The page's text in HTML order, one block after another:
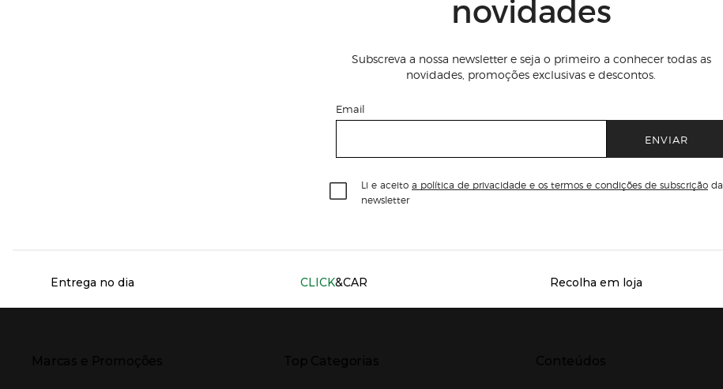
novidades
Subscreva a nossa newsletter e seja o primeiro a conhecer todas as
novidades, promoções exclusivas e descontos.
Email
ENVIAR
Li e aceito a política de privacidade e os termos e condições de subscrição da
newsletter
Servicios destacados
Entrega no dia CLICK&CAR Recolha em loja